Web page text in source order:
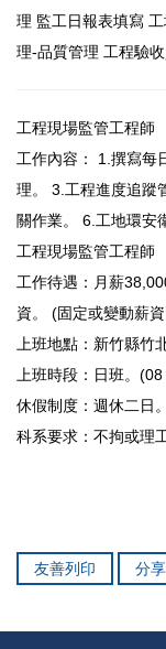
理 監工日報表填寫
理-品質管理 工程驗
工程現場監管工程師
工作內容： 1.撰寫每
理。 3.工程進度追蹤
關作業。 6.工地環安
工程現場監管工程師
工作待遇：月薪
資。 (固定或變動薪
上班地點：新竹縣竹
上班時段：日班。
休假制度：週休二日
科系要求：不拘或理
友善列印 分享